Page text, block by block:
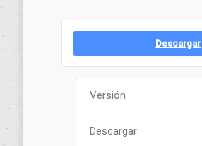
Descargar
Versión
Descargar